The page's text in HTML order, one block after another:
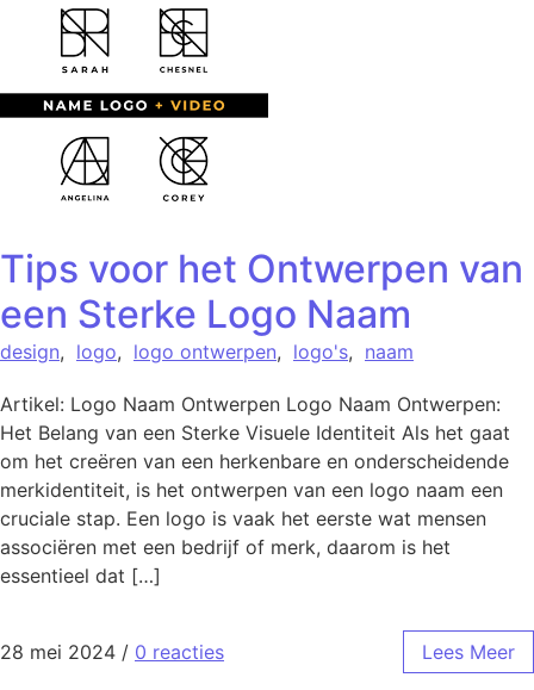
Tips voor het Ontwerpen van
een Sterke Logo Naam
design, logo, logo ontwerpen, logo's, naam
Artikel: Logo Naam Ontwerpen Logo Naam Ontwerpen:
Het Belang van een Sterke Visuele Identiteit Als het gaat
om het creëren van een herkenbare en onderscheidende
merkidentiteit, is het ontwerpen van een logo naam een
cruciale stap. Een logo is vaak het eerste wat mensen
associëren met een bedrijf of merk, daarom is het
essentieel dat […]
28 mei 2024 / 0 reacties Lees Meer